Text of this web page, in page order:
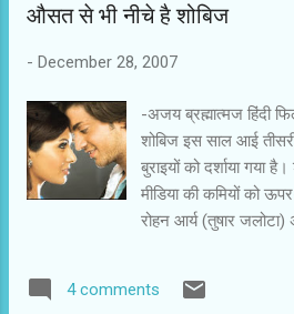
एनीमेशन और मारुति के
महज इतनी रही होगी कि
तलाशने की कोशिश जारी
बाद लगा था कि बाल
लेकिन मारुति अवतार में
में हिंदी फिल्मों के मशहूर
का तुक भी समझ में नहीं
औसत से भी नीचे है शोबिज
- December 28, 2007
-अजय ब्रह्मात्मज हिंदी
शोबिज इस साल आई
बुराइयों को दर्शाया गया
मीडिया की कमियों को
रोहन आर्य (तुषार जलोटा)
पत्रकार हैं कि तस्वीरें भी
4 comments